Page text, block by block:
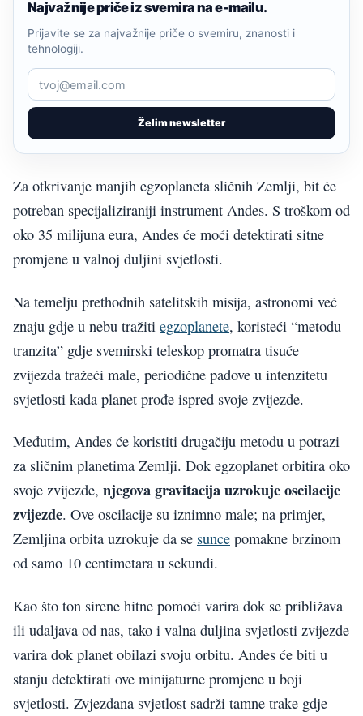
Najvažnije priče iz svemira na e-mailu.
Želim newsletter
Prijavite se za najvažnije priče o svemiru, znanosti i
tehnologiji.
Za otkrivanje manjih egzoplaneta sličnih Zemlji, bit će
potreban specijaliziraniji instrument Andes. S troškom od
oko 35 milijuna eura, Andes će moći detektirati sitne
promjene u valnoj duljini svjetlosti.
Na temelju prethodnih satelitskih misija, astronomi već
znaju gdje u nebu tražiti egzoplanete, koristeći “metodu
tranzita” gdje svemirski teleskop promatra tisuće
zvijezda tražeći male, periodične padove u intenzitetu
svjetlosti kada planet prođe ispred svoje zvijezde.
Međutim, Andes će koristiti drugačiju metodu u potrazi
za sličnim planetima Zemlji. Dok egzoplanet orbitira oko
svoje zvijezde, njegova gravitacija uzrokuje oscilacije
zvijezde. Ove oscilacije su iznimno male; na primjer,
Zemljina orbita uzrokuje da se sunce pomakne brzinom
od samo 10 centimetara u sekundi.
Kao što ton sirene hitne pomoći varira dok se približava
ili udaljava od nas, tako i valna duljina svjetlosti zvijezde
varira dok planet obilazi svoju orbitu. Andes će biti u
stanju detektirati ove minijaturne promjene u boji
svjetlosti. Zvjezdana svjetlost sadrži tamne trake gdje